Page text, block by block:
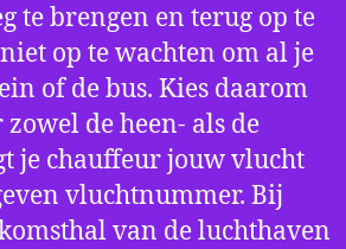
te brengen en terug op te
op te wachten om al je
of de bus. Kies daarom
de heen- als de
je chauffeur jouw vlucht
vluchtnummer. Bij
van de luchthaven